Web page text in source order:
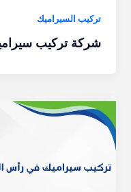
تركيب السيراميك
شركة تركيب